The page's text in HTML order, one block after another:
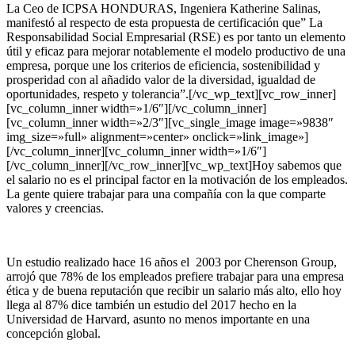
La Ceo de ICPSA HONDURAS, Ingeniera Katherine Salinas,
manifestó al respecto de esta propuesta de certificación que” La
Responsabilidad Social Empresarial (RSE) es por tanto un elemento
útil y eficaz para mejorar notablemente el modelo productivo de una
empresa, porque une los criterios de eficiencia, sostenibilidad y
prosperidad con al añadido valor de la diversidad, igualdad de
oportunidades, respeto y tolerancia”.[/vc_wp_text][vc_row_inner]
[vc_column_inner width=»1/6″][/vc_column_inner]
[vc_column_inner width=»2/3″][vc_single_image image=»9838″
img_size=»full» alignment=»center» onclick=»link_image»]
[/vc_column_inner][vc_column_inner width=»1/6″]
[/vc_column_inner][/vc_row_inner][vc_wp_text]Hoy sabemos que
el salario no es el principal factor en la motivación de los empleados.
La gente quiere trabajar para una compañía con la que comparte
valores y creencias.
Un estudio realizado hace 16 años el 2003 por Cherenson Group,
arrojó que 78% de los empleados prefiere trabajar para una empresa
ética y de buena reputación que recibir un salario más alto, ello hoy
llega al 87% dice también un estudio del 2017 hecho en la
Universidad de Harvard, asunto no menos importante en una
concepción global.